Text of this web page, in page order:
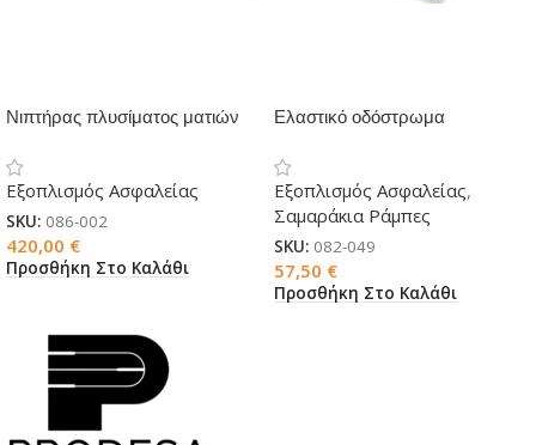
Νιπτήρας πλυσίματος ματιών
Εξοπλισμός Ασφαλείας
SKU: 086-002
420,00 €
Προσθήκη Στο Καλάθι
Ελαστικό οδόστρωμα
Εξοπλισμός Ασφαλείας,
Σαμαράκια Ράμπες
SKU: 082-049
57,50 €
Προσθήκη Στο Καλάθι